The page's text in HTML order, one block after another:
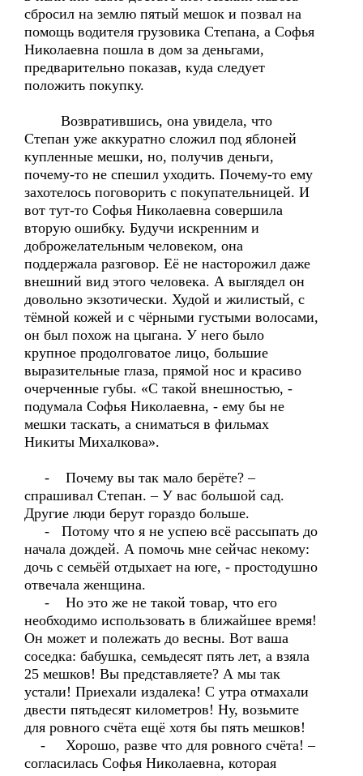
сбросил на землю пятый мешок и позвал на
помощь водителя грузовика Степана, а Софья
Николаевна пошла в дом за деньгами,
предварительно показав, куда следует
положить покупку.
Возвратившись, она увидела, что
Степан уже аккуратно сложил под яблоней
купленные мешки, но, получив деньги,
почему-то не спешил уходить. Почему-то ему
захотелось поговорить с покупательницей. И
вот тут-то Софья Николаевна совершила
вторую ошибку. Будучи искренним и
доброжелательным человеком, она
поддержала разговор. Её не насторожил даже
внешний вид этого человека. А выглядел он
довольно экзотически. Худой и жилистый, с
тёмной кожей и с чёрными густыми волосами,
он был похож на цыгана. У него было
крупное продолговатое лицо, большие
выразительные глаза, прямой нос и красиво
очерченные губы. «С такой внешностью, -
подумала Софья Николаевна, - ему бы не
мешки таскать, а сниматься в фильмах
Никиты Михалкова».
- Почему вы так мало берёте? –
спрашивал Степан. – У вас большой сад.
Другие люди берут гораздо больше.
- Потому что я не успею всё рассыпать до
начала дождей. А помочь мне сейчас некому:
дочь с семьёй отдыхает на юге, - простодушно
отвечала женщина.
- Но это же не такой товар, что его
необходимо использовать в ближайшее время!
Он может и полежать до весны. Вот ваша
соседка: бабушка, семьдесят пять лет, а взяла
25 мешков! Вы представляете? А мы так
устали! Приехали издалека! С утра отмахали
двести пятьдесят километров! Ну, возьмите
для ровного счёта ещё хотя бы пять мешков!
- Хорошо, разве что для ровного счёта! –
согласилась Софья Николаевна, которая